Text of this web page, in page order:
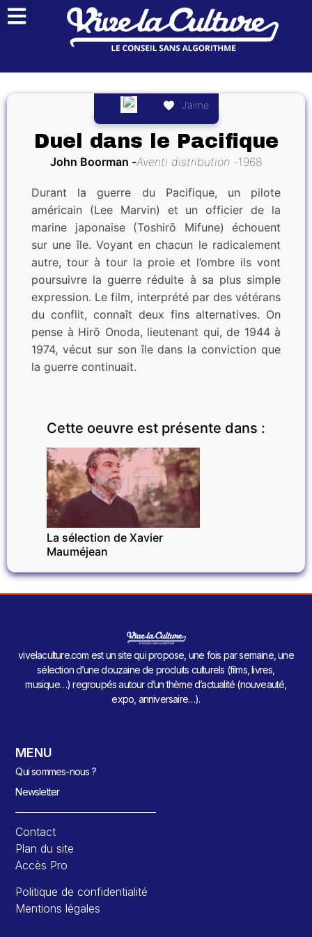
J’aime
Duel dans le Pacifique
John Boorman Aventi distribution 1968
Durant la guerre du Pacifique, un pilote
américain (Lee Marvin) et un officier de la
marine japonaise (Toshirō Mifune) échouent
sur une île. Voyant en chacun le radicalement
autre, tour à tour la proie et l’ombre ils vont
poursuivre la guerre réduite à sa plus simple
expression. Le film, interprété par des vétérans
du conflit, connaît deux fins alternatives. On
pense à Hirō Onoda, lieutenant qui, de 1944 à
1974, vécut sur son île dans la conviction que
la guerre continuait.
Cette oeuvre est présente dans :
INVITÉ
La sélection de Xavier
Mauméjean
vivelaculture.com est un site qui propose, une fois par semaine, une
sélection d’une douzaine de produits culturels (films, livres,
musique…) regroupés autour d’un thème d’actualité (nouveauté,
expo, anniversaire…).
MENU
Qui sommes-nous ?
Newsletter
Contact
Plan du site
Accès Pro
Politique de confidentialité
Mentions légales